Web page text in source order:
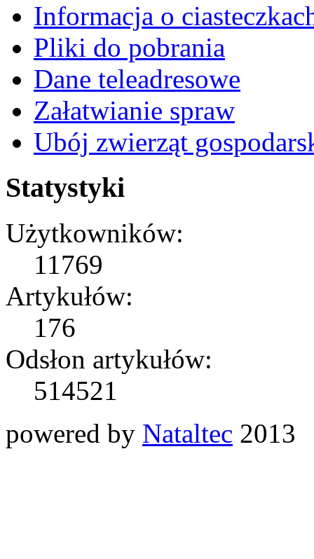
Informacja o
Pliki do pobrania
Dane teleadresowe
Załatwianie spraw
Ubój zwierząt
Statystyki
Użytkowników:
11769
Artykułów:
176
Odsłon artykułów:
514521
powered by Nataltec 2013